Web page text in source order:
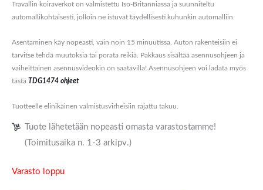
Travallin koiraverkot on valmistettu Iso-Britanniassa ja suunniteltu
automallikohtaisesti, jolloin ne istuvat täydellisesti kuhunkin automalliin.
Asentaminen käy nopeasti, vain noin 15 minuutissa. Auton rakenteisiin ei
tarvitse tehdä muutoksia tai porata reikiä. Pakkaus sisältää asennusohjeen ja
vaiheittainen asennusvideokin on saatavilla! Asennusohjeen voi ladata myös
tästä TDG1474 ohjeet
Tuotteelle elinikäinen valmistusvirheisiin rajattu takuu.
Tuote lähetetään nopeasti omasta varastostamme!
(Toimitusaika n. 1-3 arkipv.)
Varasto loppu